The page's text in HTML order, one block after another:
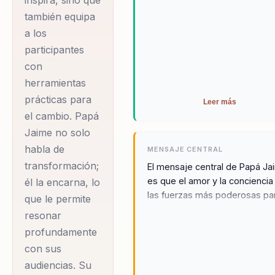
Jaime Jaramillo,
conocido
cariñosamente como
Papá Jaime, es un
líder
transformacional y
conferencista
internacional que ha
dedicado su vida a
inspirar y motivar a
personas y
su carrera en el
también equipa
a los
participantes
con
herramientas
prácticas para
el cambio. Papá
Jaime no solo
habla de
transformación;
él la encarna, lo
que le permite
resonar
profundamente
con sus
audiencias. Su
Leer más
MENSAJE CENTRAL
El mensaje central de Papá
es que el amor y la
las fuerzas más poderosas